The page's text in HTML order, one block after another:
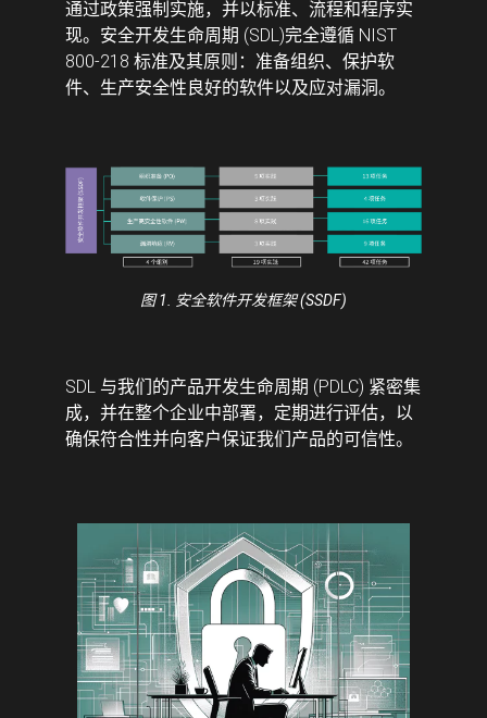
通过政策强制实施，并以标准、流程和程序实
现。安全开发生命周期 (SDL)完全遵循 NIST
800-218 标准及其原则：准备组织、保护软
件、生产安全性良好的软件以及应对漏洞。
图 1. 安全软件开发框架 (SSDF)
SDL 与我们的产品开发生命周期 (PDLC) 紧密集
成，并在整个企业中部署，定期进行评估，以
确保符合性并向客户保证我们产品的可信性。